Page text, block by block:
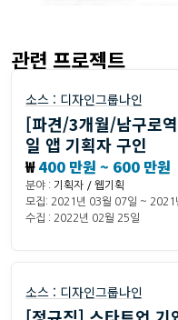
관련 프로젝트
소스 : 디자인그룹나인
[파견/3개월/남구로
일 앱 기획자 구인
₩400 만원 ~ 600 만원
분야 : 기획자 / 웹기획
모집: 2021년 03월 07일 ~ 2021
수집 : 2022년 02월 25일
소스 : 디자인그룹나인